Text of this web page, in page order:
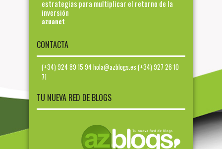
estrategias para multiplicar el retorno de la
inversión
azuanet
CONTACTA
(+34) 924 89 15 94 hola@azblogs.es (+34) 927 26 10
71
TU NUEVA RED DE BLOGS